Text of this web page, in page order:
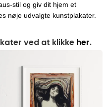
stil og giv dit hjem et
nøje udvalgte kunstplakater.
ved at klikke her.